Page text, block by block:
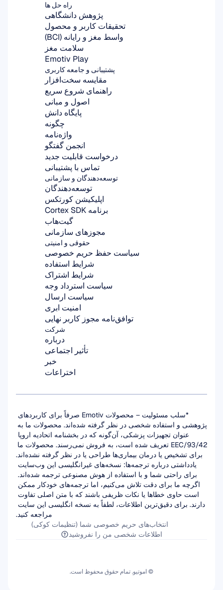
راه حل ها
پژوهش دانشگاهی
تحقیقات کاربر و محصول
واسط مغز و رایانه (BCI)
سلامت مغز
Emotiv Play
پشتیبانی و جامعه کاربری
مقایسه سخت‌افزار
راهنمای شروع سریع
اصول و مبانی
پایگاه دانش
چگونه
واژه‌نامه
انجمن گفتگو
درخواست قابلیت جدید
تماس با پشتیبانی
توسعه‌دهندگان و سازمانی
توسعه‌دهندگان
اپلیکیشن کورتکس
برنامه Cortex SDK
گیت‌هاب
مجوزهای سازمانی
شرکت
درباره
تأثیر اجتماعی
خبر
اختراعات
حقوقی و امنیتی
سیاست حفظ حریم خصوصی
شرایط استفاده
شرایط اشتراک
سیاست استرداد وجه
سیاست ارسال
امنیت ابری
توافق‌نامه مجوز کاربر نهایی
برای تشخیص یا درمان بیماری‌ها طراحی یا در نظر گرفته نشده‌اند.
مراجعه کنید.
انتخاب‌های حریم خصوصی شما (تنظیمات کوکی)
اطلاعات شخصی من را نفروشید
© اموتیو. تمام حقوق محفوظ است.